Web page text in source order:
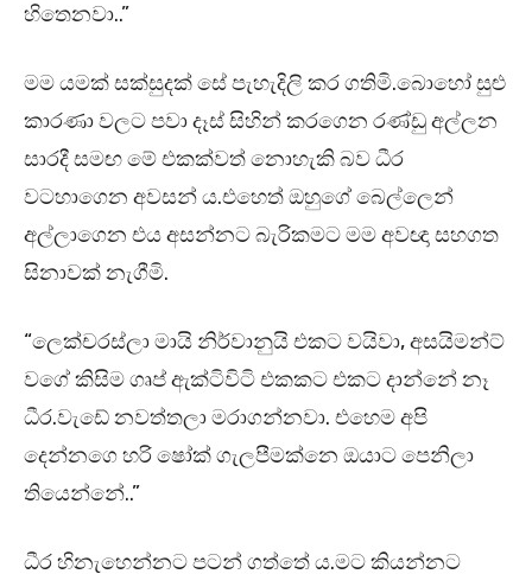
හිතෙනවා..”
මම යමක් සක්සුදක් සේ පැහැදිලි කර ගතිමි.බොහෝ සුළු
කාරණා වලට පවා දෑස් සිහින් කරගෙන රණ්ඩු අල්ලන
සාරදී සමඟ මේ එකක්වත් නොහැකි බව ධීර
වටහාගෙන අවසන් ය.එහෙත් ඔහුගේ බෙල්ලෙන්
අල්ලාගෙන එය අසන්නට බැරිකමට මම අවඥා සහගත
සිනාවක් නැගීමි.
“ලෙක්චරස්ලා මායි නිර්වානුයි එකට වයිවා, අසයිමන්ට්
වගේ කිසිම ගෘප් ඇක්ටිවිටි එකකට එකට දාන්නේ නෑ
ධීර.වැඩේ නවත්තලා මරාගන්නවා. එහෙම අපි
දෙන්නගෙ හරි ෂෝක් ගැලපීමක්නෙ ඔයාට පෙනිලා
තියෙන්නේ..”
ධීර හිනැහෙන්නට පටන් ගත්තේ ය.මට කියන්නට